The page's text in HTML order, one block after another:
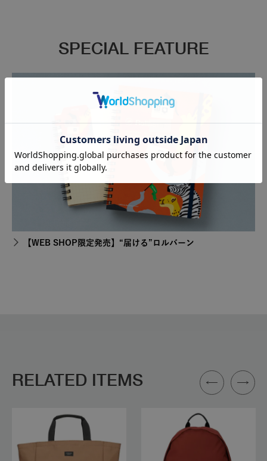
SPECIAL FEATURE
【WEB SHOP限定発売】“届ける”ロルバーン
RELATED ITEMS